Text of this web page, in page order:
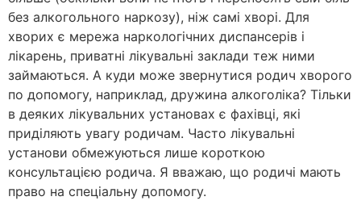
без алкогольного наркозу), ніж самі хворі. Для
хворих є мережа наркологічних диспансерів і
лікарень, приватні лікувальні заклади теж ними
займаються. А куди може звернутися родич хворого
по допомогу, наприклад, дружина алкоголіка? Тільки
в деяких лікувальних установах є фахівці, які
приділяють увагу родичам. Часто лікувальні
установи обмежуються лише короткою
консультацією родича. Я вважаю, що родичі мають
право на спеціальну допомогу.